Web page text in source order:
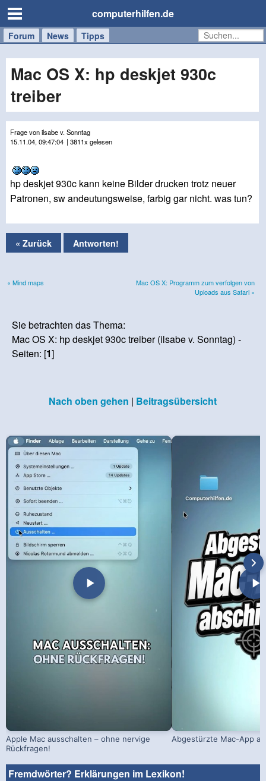
computerhilfen.de
Forum News Tipps
Handy
Tablet
Windows
Mac
Mac OS X: hp deskjet 930c
treiber
Frage von ilsabe v. Sonntag
15.11.04, 09:47:04 | 3811x gelesen
hp deskjet 930c kann keine Bilder drucken trotz neuer
Patronen, sw andeutungsweise, farbig gar nicht. was tun?
« Zurück Antworten!
« Mind maps
Mac OS X: Programm zum verfolgen von
Uploads aus Safari »
Sie betrachten das Thema:
Mac OS X: hp deskjet 930c treiber (ilsabe v. Sonntag) -
Seiten: [1]
Nach oben gehen | Beitragsübersicht
Apple Mac ausschalten – ohne nervige
Rückfragen!
Abgestürzte Mac-App
Fremdwörter? Erklärungen im Lexikon!